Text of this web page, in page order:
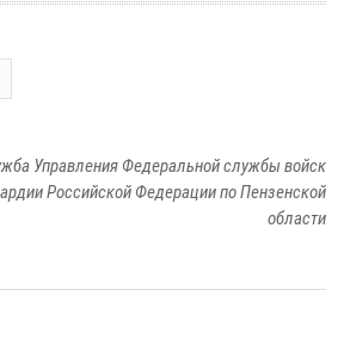
Управления Федеральной службы войск
Российской Федерации по Пензенской
области